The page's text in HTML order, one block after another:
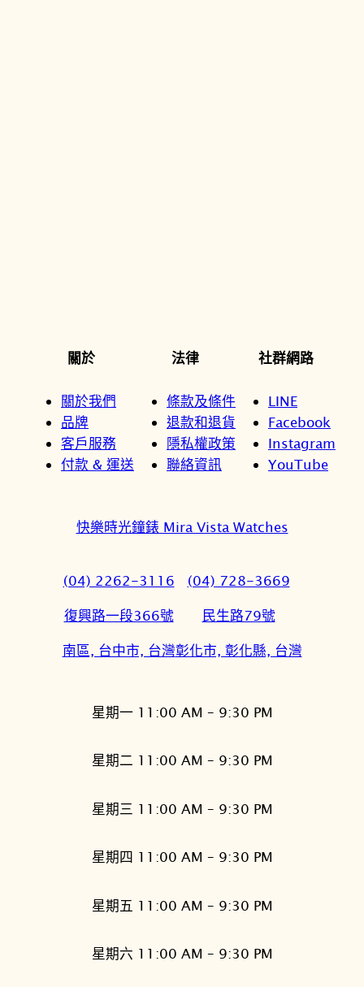
關於
關於我們
品牌
客戶服務
付款 & 運送
法律
條款及條件
退款和退貨
隱私權政策
聯絡資訊
社群網路
LINE
Facebook
Instagram
YouTube
快樂時光鐘錶 Mira Vista Watches
(04) 2262-3116
復興路一段366號
南區, 台中市, 台灣
(04) 728-3669
民生路79號
彰化市, 彰化縣, 台灣
星期一 11:00 AM – 9:30 PM
星期二 11:00 AM – 9:30 PM
星期三 11:00 AM – 9:30 PM
星期四 11:00 AM – 9:30 PM
星期五 11:00 AM – 9:30 PM
星期六 11:00 AM – 9:30 PM